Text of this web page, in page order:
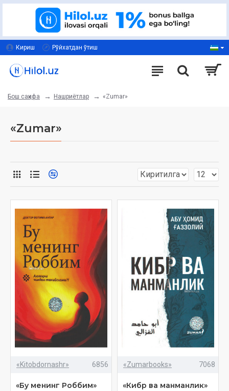
Кириш Рўйхатдан ўтиш
Бош саҳифа Нашриётлар «Zumar»
«Zumar»
«Kitobdornashr» 6856
«Бу менинг Роббим»
«Zumarbooks» 7068
«Кибр ва манманлик»